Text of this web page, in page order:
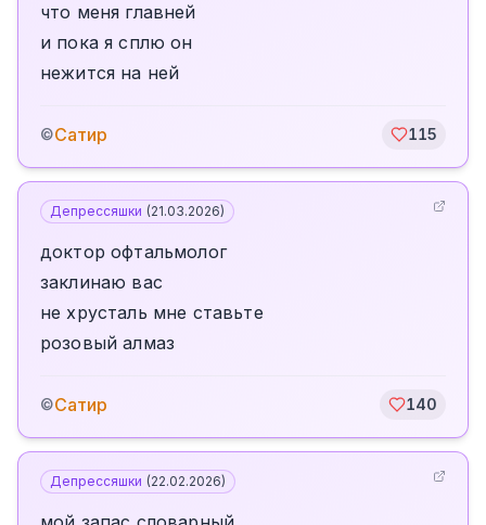
что меня главней
и пока я сплю он
нежится на ней
©Сатир 115
Депрессяшки (21.03.2026)
доктор офтальмолог
заклинаю вас
не хрусталь мне ставьте
розовый алмаз
©Сатир 140
Депрессяшки (22.02.2026)